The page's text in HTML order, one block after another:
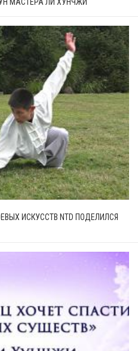
МАСТЕРА ЛИ ХУНЧЖИ
ИСКУССТВ NTD ПОДЕЛИЛСЯ